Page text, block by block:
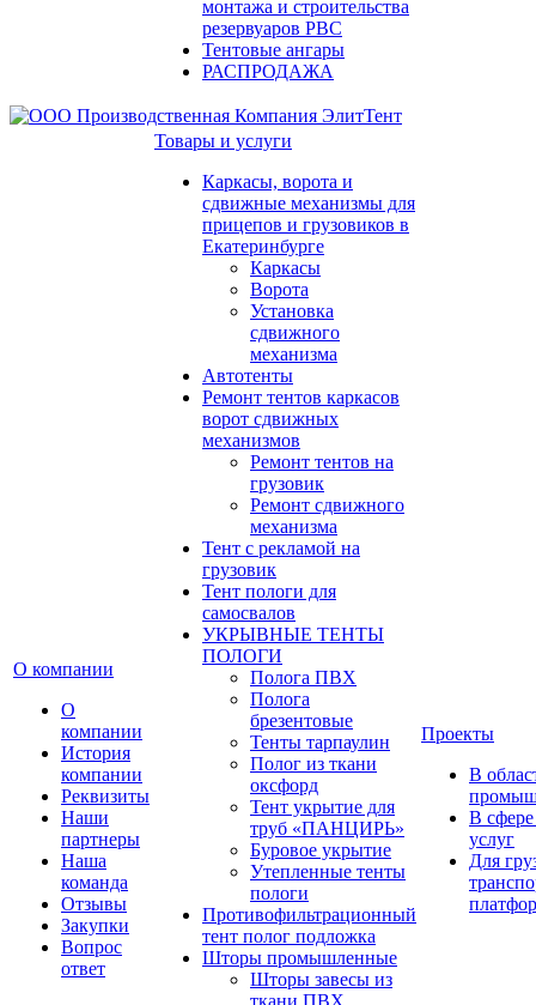
монтажа и строительства
резервуаров РВС
Тентовые ангары
РАСПРОДАЖА
О компании
О
компании
История
компании
Реквизиты
Наши
партнеры
Наша
команда
Отзывы
Закупки
Вопрос
ответ
Товары и услуги
Каркасы, ворота и
сдвижные механизмы для
прицепов и грузовиков в
Екатеринбурге
Каркасы
Ворота
Установка
сдвижного
механизма
Автотенты
Ремонт тентов каркасов
ворот сдвижных
механизмов
Ремонт тентов на
грузовик
Ремонт сдвижного
механизма
Тент с рекламой на
грузовик
Тент пологи для
самосвалов
УКРЫВНЫЕ ТЕНТЫ
ПОЛОГИ
Полога ПВХ
Полога
брезентовые
Тенты тарпаулин
Полог из ткани
оксфорд
Тент укрытие для
труб «ПАНЦИРЬ»
Буровое укрытие
Утепленные тенты
пологи
Противофильтрационный
тент полог подложка
Шторы промышленные
Шторы завесы из
ткани ПВХ
Проекты
В
В сфере
услуг
Для